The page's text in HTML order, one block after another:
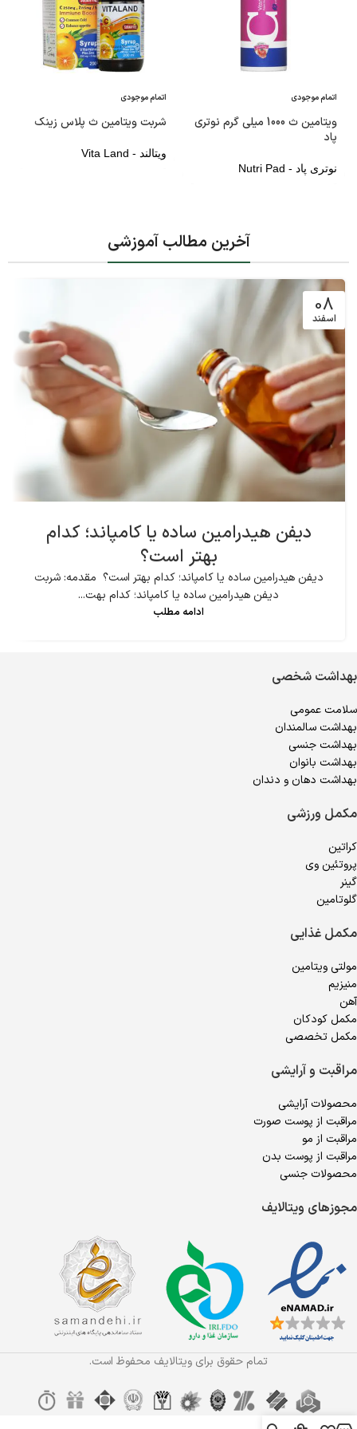
اتمام موجودی
ویتامین ث 1000 میلی گرم نوتری
پاد
نوتری پاد - Nutri Pad
اتمام موجودی
شربت ویتامین ث پلاس زینک
ویتالند - Vita Land
آخرین مطالب آموزشی
08
اسفند
دیفن هیدرامین ساده یا کامپاند؛ کدام
بهتر است؟
دیفن هیدرامین ساده یا کامپاند؛ کدام بهتر است؟ مقدمه: شربت
دیفن هیدرامین ساده یا کامپاند؛ کدام بهت...
ادامه مطلب
بهداشت شخصی
سلامت عمومی
بهداشت سالمندان
بهداشت جنسی
بهداشت بانوان
بهداشت دهان و دندان
مکمل ورزشی
کراتین
پروتئین وی
گینر
گلوتامین
مکمل غذایی
مولتی ویتامین
منیزیم
آهن
مکمل کودکان
مکمل تخصصی
مراقبت و آرایشی
محصولات آرایشی
مراقبت از پوست صورت
مراقبت از مو
مراقبت از پوست بدن
محصولات جنسی
مجوزهای ویتالایف
تمام حقوق برای ویتالایف محفوظ است.